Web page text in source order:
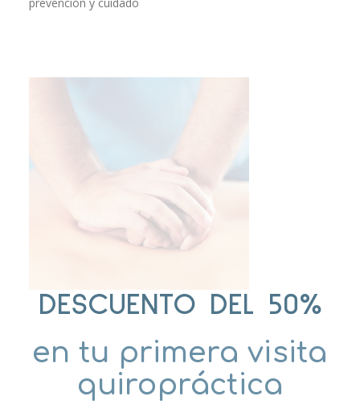
DESCUENTO DEL 50%
en tu primera visita
quiropráctica